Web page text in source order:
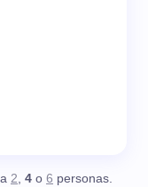
2, 4 o 6 personas.